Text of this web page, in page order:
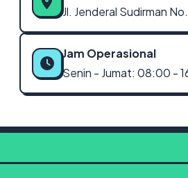
Jl. Jenderal Sudirman
Jam Operasional
Senin - Jumat: 08:00 -